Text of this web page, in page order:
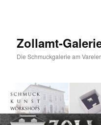
Zollamt-
Die Schmuckgalerie am